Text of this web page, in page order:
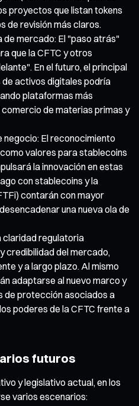
proyectos que listan tokens
de revisión más claros.
de mercado: El "paso atrás"
que la CFTC y otros
En el futuro, el principal
activos digitales podría
plataformas más
de materias primas y
negocio: El reconocimiento
valores para stablecoins
la innovación en estas
con stablecoins y la
contarán con mayor
una nueva ola de
claridad regulatoria
credibilidad del mercado,
y a largo plazo. Al mismo
adaptarse al nuevo marco y
de protección asociados a
poderes de la CFTC frente a
futuros
y legislativo actual, en los
varios escenarios: